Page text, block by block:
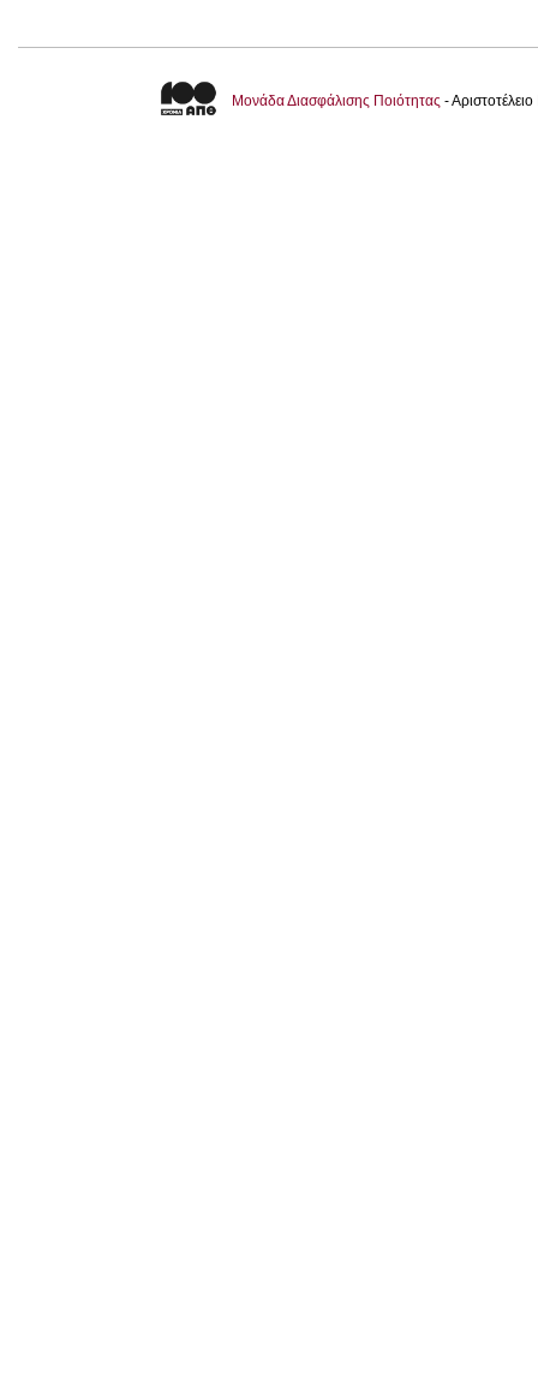
Μονάδα Διασφάλισης Ποιότητας -